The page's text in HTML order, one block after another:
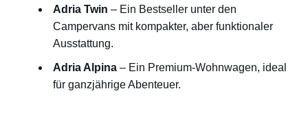
Adria Twin – Ein Bestseller unter den
Campervans mit kompakter, aber funktionaler
Ausstattung.
Adria Alpina– Ein Premium-Wohnwagen, ideal
für ganzjährige Abenteuer.